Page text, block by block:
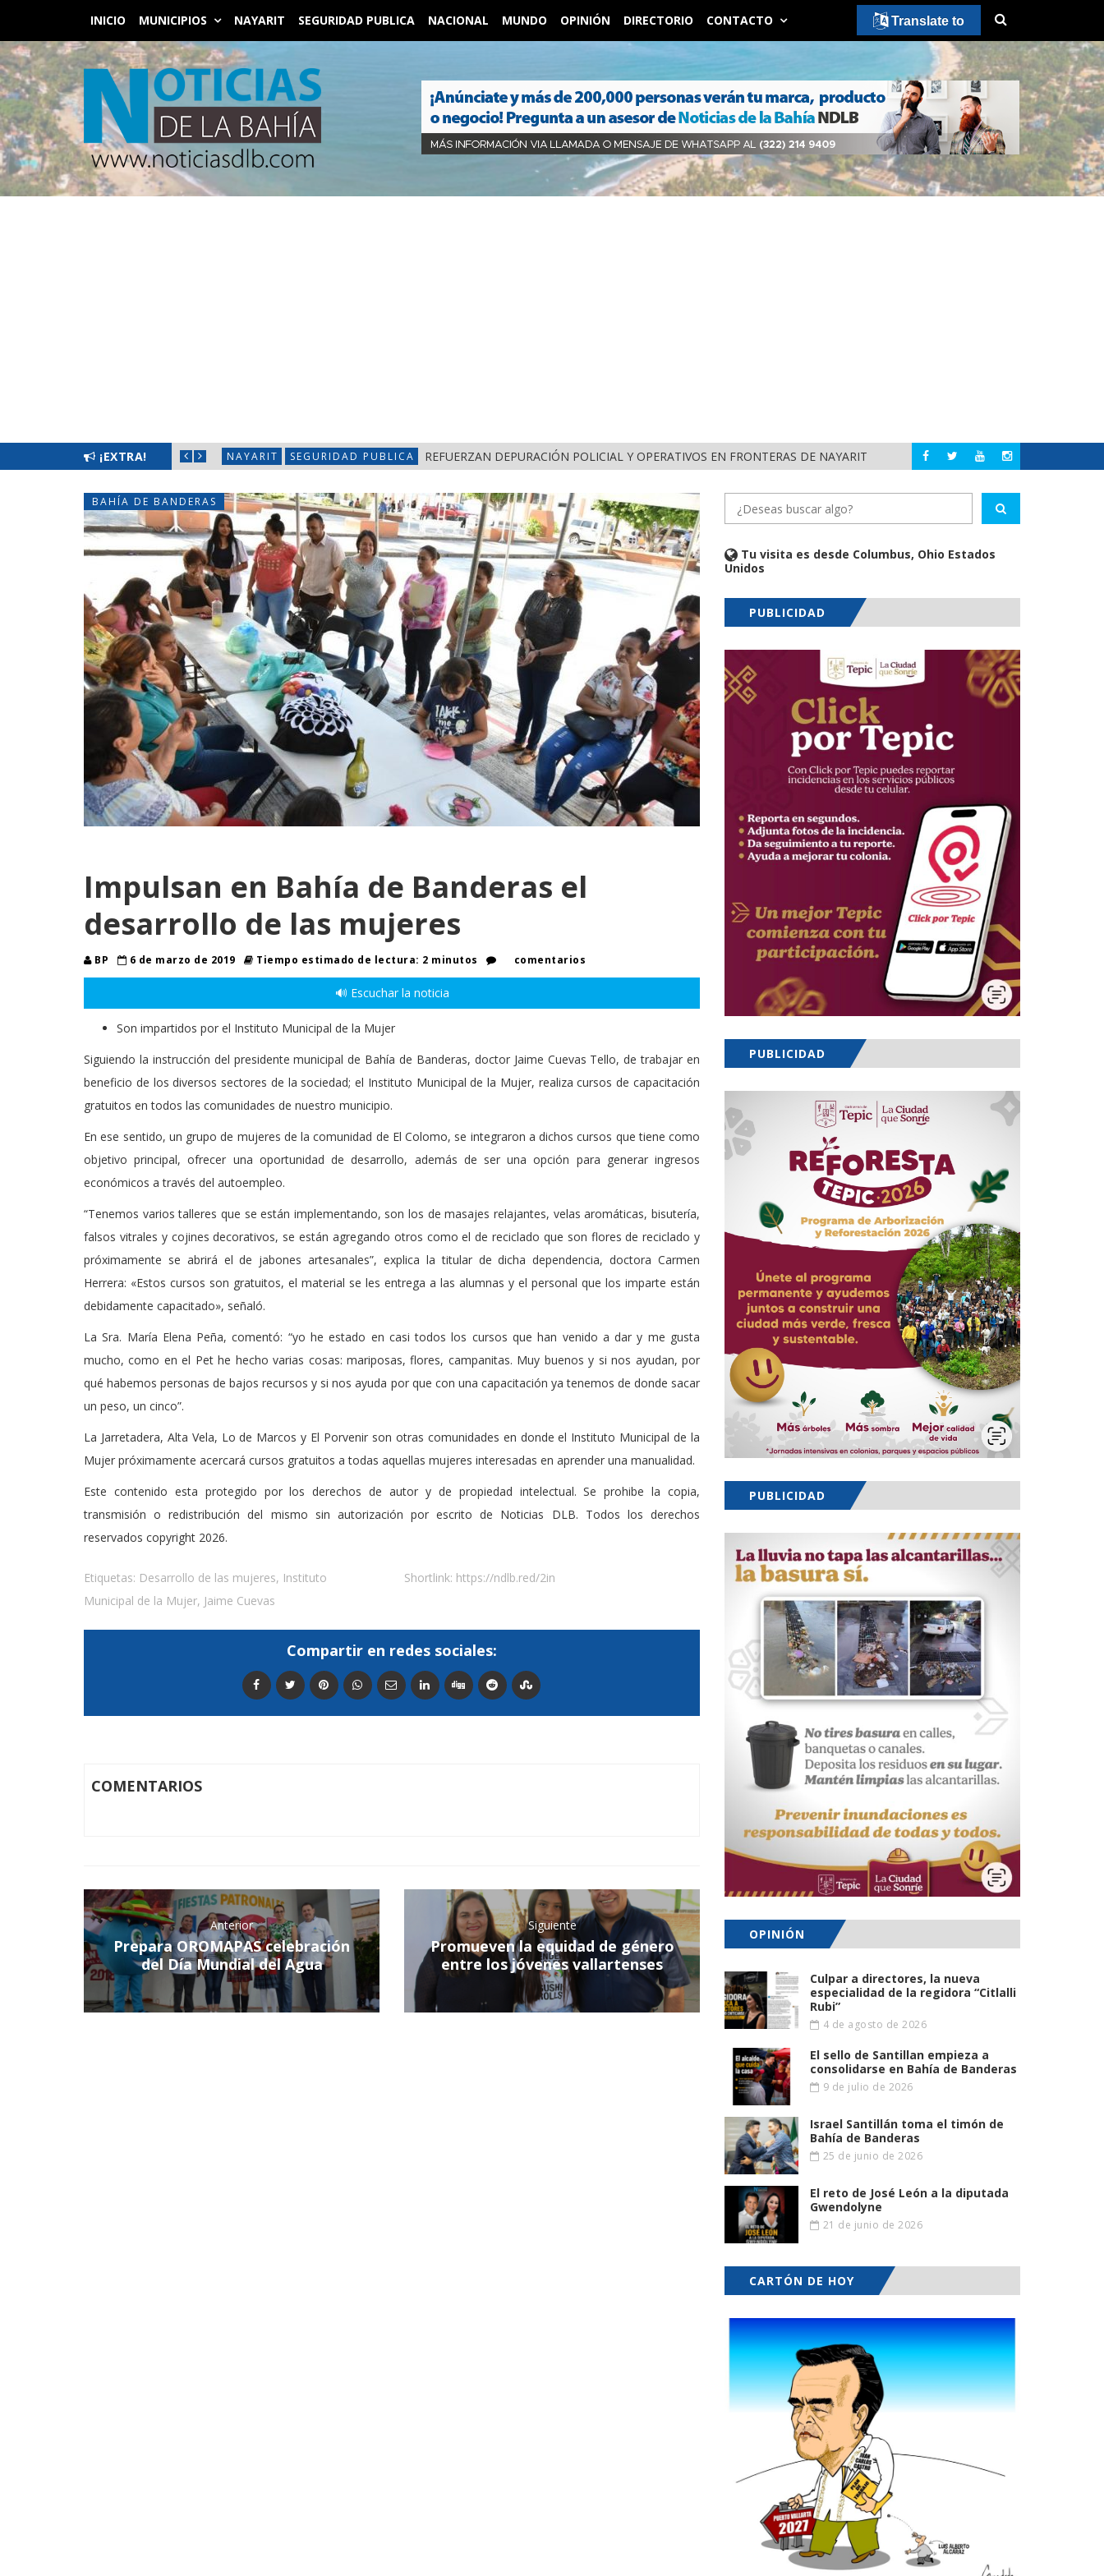
INICIO MUNICIPIOS NAYARIT SEGURIDAD PUBLICA NACIONAL MUNDO OPINIÓN DIRECTORIO CONTACTO
¡EXTRA!
EN BAHÍA DE BANDERAS NAYARIT SEGURIDAD PUBLICA REFUERZAN DEPURACIÓN POLICIAL Y OPERATIVOS EN FRONTERAS DE NAYARIT NAYARIT MUNICIPIOS DE
BAHÍA DE BANDERAS
Impulsan en Bahía de Banderas el
desarrollo de las mujeres
BP 6 de marzo de 2019 Tiempo estimado de lectura: 2 minutos comentarios
🔊 Escuchar la noticia
Son impartidos por el Instituto Municipal de la Mujer
Siguiendo la instrucción del presidente municipal de Bahía de Banderas, doctor Jaime Cuevas Tello, de trabajar en
beneficio de los diversos sectores de la sociedad; el Instituto Municipal de la Mujer, realiza cursos de capacitación
gratuitos en todos las comunidades de nuestro municipio.
En ese sentido, un grupo de mujeres de la comunidad de El Colomo, se integraron a dichos cursos que tiene como
objetivo principal, ofrecer una oportunidad de desarrollo, además de ser una opción para generar ingresos
económicos a través del autoempleo.
“Tenemos varios talleres que se están implementando, son los de masajes relajantes, velas aromáticas, bisutería,
falsos vitrales y cojines decorativos, se están agregando otros como el de reciclado que son flores de reciclado y
próximamente se abrirá el de jabones artesanales”, explica la titular de dicha dependencia, doctora Carmen
Herrera: «Estos cursos son gratuitos, el material se les entrega a las alumnas y el personal que los imparte están
debidamente capacitado», señaló.
La Sra. María Elena Peña, comentó: “yo he estado en casi todos los cursos que han venido a dar y me gusta
mucho, como en el Pet he hecho varias cosas: mariposas, flores, campanitas. Muy buenos y si nos ayudan, por
qué habemos personas de bajos recursos y si nos ayuda por que con una capacitación ya tenemos de donde sacar
un peso, un cinco”.
La Jarretadera, Alta Vela, Lo de Marcos y El Porvenir son otras comunidades en donde el Instituto Municipal de la
Mujer próximamente acercará cursos gratuitos a todas aquellas mujeres interesadas en aprender una manualidad.
Este contenido esta protegido por los derechos de autor y de propiedad intelectual. Se prohibe la copia,
transmisión o redistribución del mismo sin autorización por escrito de Noticias DLB. Todos los derechos
reservados copyright 2026.
Etiquetas: Desarrollo de las mujeres, Instituto
Municipal de la Mujer, Jaime Cuevas
Shortlink: https://ndlb.red/2in
Compartir en redes sociales:
COMENTARIOS
Anterior
Prepara OROMAPAS celebración
del Día Mundial del Agua
Siguiente
Promueven la equidad de género
entre los jóvenes vallartenses
Tu visita es desde Columbus, Ohio Estados
Unidos
PUBLICIDAD
PUBLICIDAD
PUBLICIDAD
OPINIÓN
Culpar a directores, la nueva
especialidad de la regidora “Citlalli
Rubi”
4 de agosto de 2026
El sello de Santillan empieza a
consolidarse en Bahía de Banderas
9 de julio de 2026
Israel Santillán toma el timón de
Bahía de Banderas
25 de junio de 2026
El reto de José León a la diputada
Gwendolyne
21 de junio de 2026
CARTÓN DE HOY
Translate to